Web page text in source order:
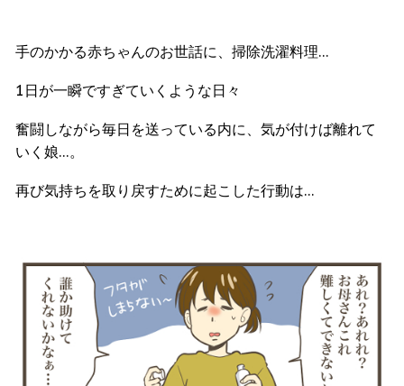
手のかかる赤ちゃんのお世話に、掃除洗濯料理…
1日が一瞬ですぎていくような日々
奮闘しながら毎日を送っている内に、気が付けば離れて
いく娘…。
再び気持ちを取り戻すために起こした行動は…